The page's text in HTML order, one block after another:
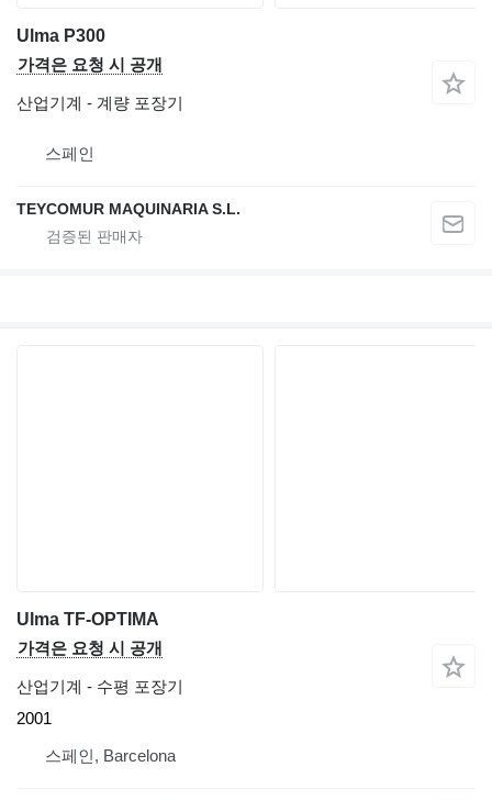
Ulma P300
가격은 요청 시 공개
산업기계 - 계량 포장기
스페인
TEYCOMUR MAQUINARIA S.L.
Ulma TF-OPTIMA
가격은 요청 시 공개
산업기계 - 수평 포장기
2001
스페인, Barcelona